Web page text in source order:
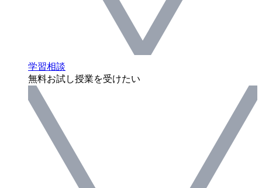
学習相談
無料お試し授業を受けたい